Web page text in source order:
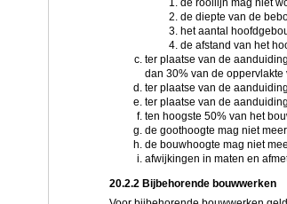
de rooilijn mag niet
de diepte van de
het aantal
de afstand van het
ter plaatse van de
dan 30% van de oppervlakte
ter plaatse van de
ter plaatse van de
ten hoogste 50% van het
de goothoogte mag niet
de bouwhoogte mag niet
afwijkingen in maten en
20.2.2 Bijbehorende bouwwerken